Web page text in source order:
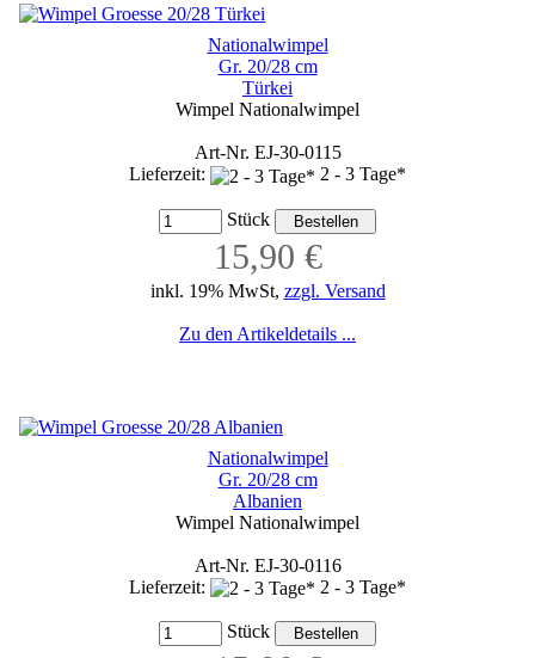
Nationalwimpel
Gr. 20/28 cm
Türkei
Wimpel Nationalwimpel
Art-Nr. EJ-30-0115
Lieferzeit:
2 - 3 Tage*
Stück
15,90 €
inkl. 19% MwSt, zzgl. Versand
Zu den Artikeldetails ...
Nationalwimpel
Gr. 20/28 cm
Albanien
Wimpel Nationalwimpel
Art-Nr. EJ-30-0116
Lieferzeit:
2 - 3 Tage*
Stück